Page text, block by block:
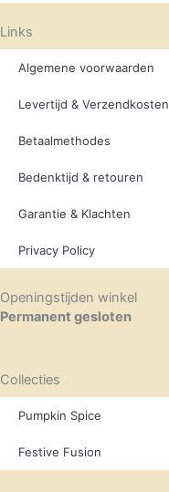
Links
Algemene voorwaarden
Levertijd & Verzendkosten
Betaalmethodes
Bedenktijd & retouren
Garantie & Klachten
Privacy Policy
Openingstijden winkel
Permanent gesloten
Collecties
Pumpkin Spice
Festive Fusion